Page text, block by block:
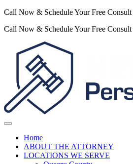
Call Now & Schedule Your Free Consult
Call Now & Schedule Your Free Consult
Home
ABOUT THE ATTORNEY
LOCATIONS WE SERVE